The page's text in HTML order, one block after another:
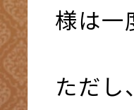
様は
ただし